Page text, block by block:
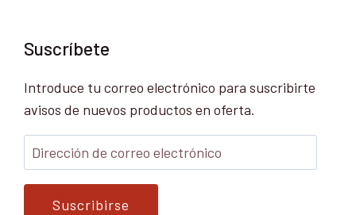
Suscríbete
Introduce tu correo electrónico para suscribirte
avisos de nuevos productos en oferta.
Suscribirse